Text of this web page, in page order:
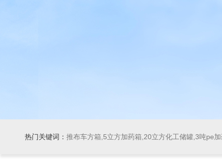
热门关键词： 推布车方箱,5立方加药箱,20立方化工储罐,3吨pe